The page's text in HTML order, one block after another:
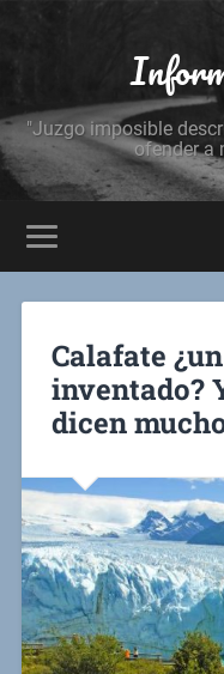
"Juzgo imposible
ofender a
Calafate
inventado?
dicen